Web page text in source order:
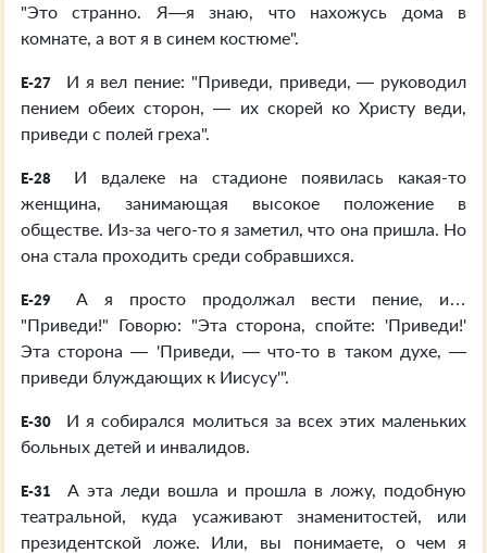
"Это странно. Я—я знаю, что нахожусь дома в
комнате, а вот я в синем костюме".
E-27
И я вел пение: "Приведи, приведи, — руководил
пением обеих сторон, — их скорей ко Христу веди,
приведи с полей греха".
E-28
И вдалеке на стадионе появилась какая-то
женщина, занимающая высокое положение в
обществе. Из-за чего-то я заметил, что она пришла. Но
она стала проходить среди собравшихся.
E-29
А я просто продолжал вести пение, и…
"Приведи!" Говорю: "Эта сторона, спойте: 'Приведи!'
Эта сторона — 'Приведи, — что-то в таком духе, —
приведи блуждающих к Иисусу'".
E-30
И я собирался молиться за всех этих маленьких
больных детей и инвалидов.
E-31
А эта леди вошла и прошла в ложу, подобную
театральной, куда усаживают знаменитостей, или
президентской ложе. Или, вы понимаете, о чем я